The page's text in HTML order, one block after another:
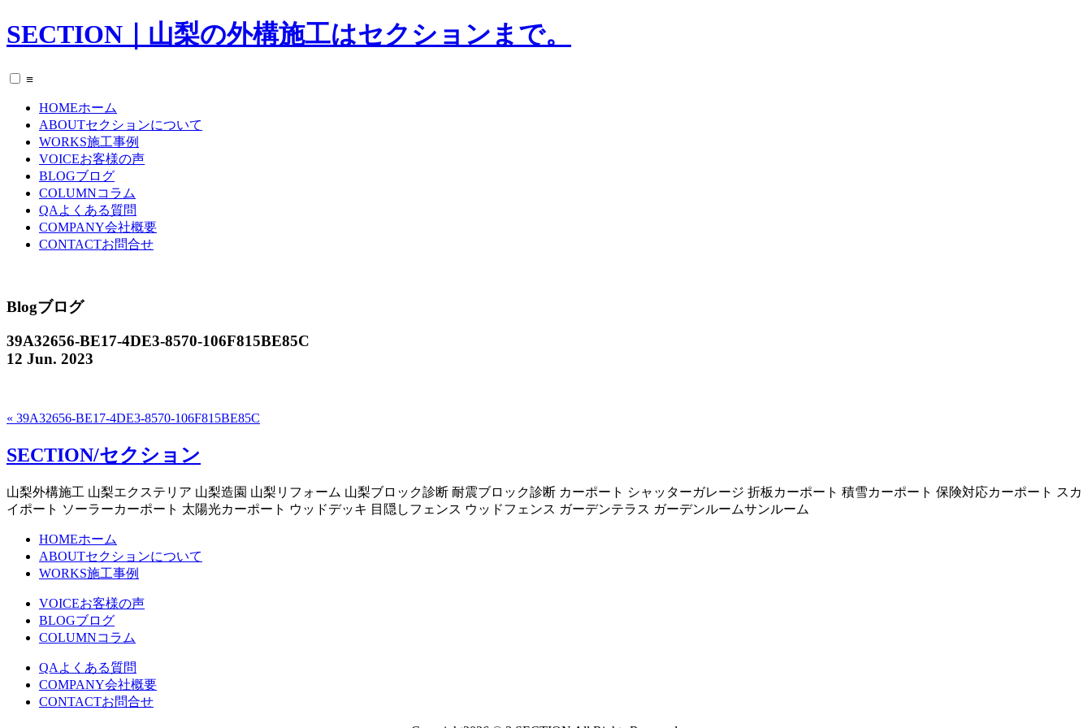
SECTION｜山梨の外構施工はセクションまで。
≡
HOMEホーム
ABOUTセクションについて
WORKS施工事例
VOICEお客様の声
BLOGブログ
COLUMNコラム
QA よくある質問
COMPANY会社概要
CONTACTお問合せ
Blogブログ
39A32656-BE17-4DE3-8570-106F815BE85C
12 Jun. 2023
« 39A32656-BE17-4DE3-8570-106F815BE85C
SECTION/セクション
山梨外構施工 山梨エクステリア 山梨造園 山梨リフォーム 山梨ブロック診断 耐震ブロック診断 カーポート シャッターガレージ 折板カーポート 積雪カーポート 保険対応カーポート スカ
イポート ソーラーカーポート 太陽光カーポート ウッドデッキ 目隠しフェンス ウッドフェンス ガーデンテラス ガーデンルームサンルーム
HOMEホーム
ABOUTセクションについて
WORKS施工事例
VOICEお客様の声
BLOGブログ
COLUMNコラム
QA よくある質問
COMPANY会社概要
CONTACTお問合せ